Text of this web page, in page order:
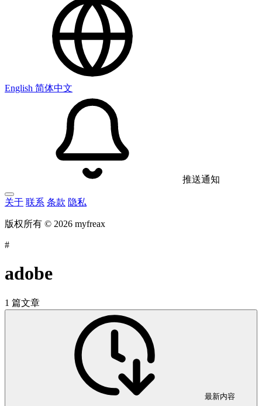
English 简体中文
推送通知
关于 联系 条款 隐私
版权所有 © 2026 myfreax
#
adobe
1 篇文章
最新内容